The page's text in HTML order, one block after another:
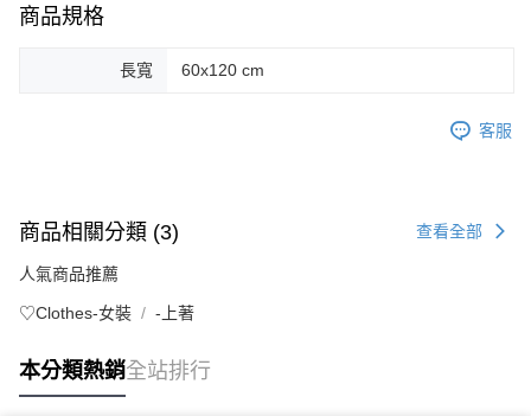
商品規格
長寬 60x120 cm
客服
商品相關分類 (3) 查看全部
人氣商品推薦
♡Clothes-女裝 -上著
本分類熱銷全站排行